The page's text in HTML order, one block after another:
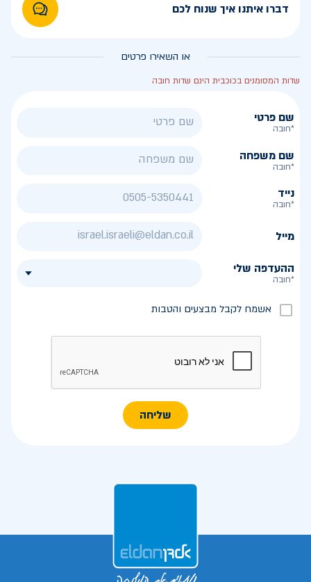
דברו איתנו איך שנוח לכם
או השאירו פרטים
שדות המסומנים בכוכבית הינם שדות חובה
שם פרטי
*חובה
שם משפחה
*חובה
נייד
*חובה
מייל
ההעדפה שלי
*חובה
אשמח לקבל מבצעים והטבות
שליחה